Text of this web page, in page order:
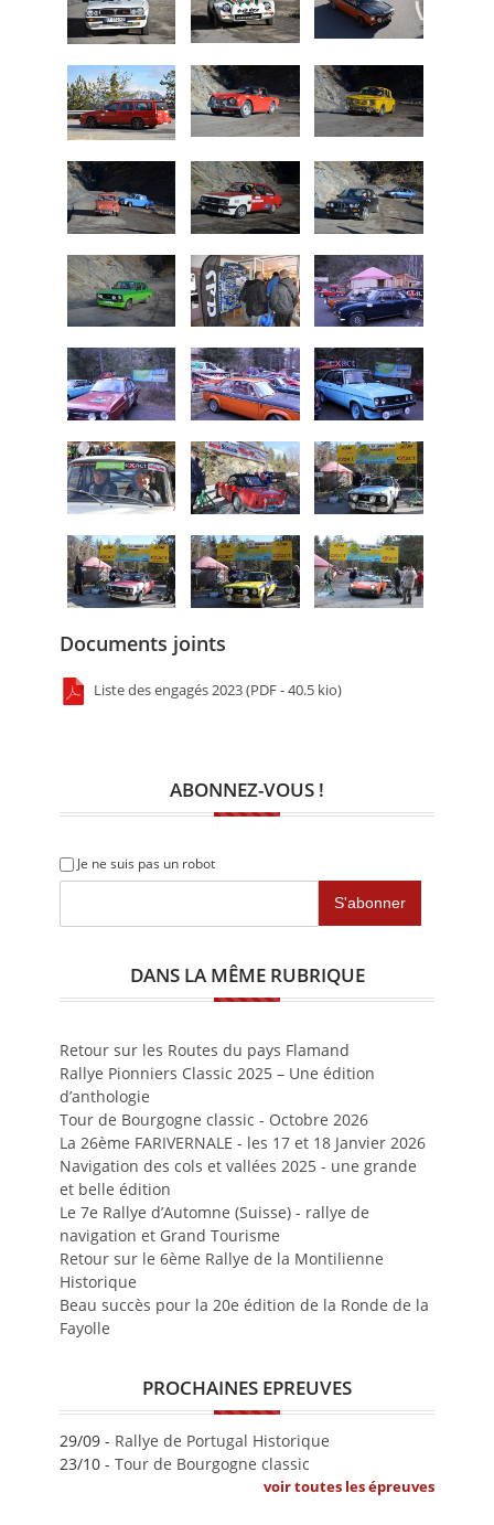
Documents joints
Liste des engagés 2023 (PDF - 40.5 kio)
ABONNEZ-VOUS !
Je ne suis pas un robot
DANS LA MÊME RUBRIQUE
Retour sur les Routes du pays Flamand
Rallye Pionniers Classic 2025 – Une édition
d’anthologie
Tour de Bourgogne classic - Octobre 2026
La 26ème FARIVERNALE - les 17 et 18 Janvier 2026
Navigation des cols et vallées 2025 - une grande
et belle édition
Le 7e Rallye d’Automne (Suisse) - rallye de
navigation et Grand Tourisme
Retour sur le 6ème Rallye de la Montilienne
Historique
Beau succès pour la 20e édition de la Ronde de la
Fayolle
PROCHAINES EPREUVES
29/09 - Rallye de Portugal Historique
23/10 - Tour de Bourgogne classic
voir toutes les épreuves